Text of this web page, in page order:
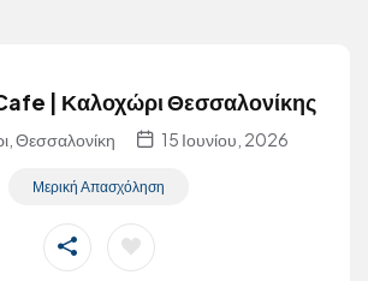
| Καλοχώρι Θεσσαλονίκης
Θεσσαλονίκη 15 Ιουνίου, 2026
Μερική Απασχόληση